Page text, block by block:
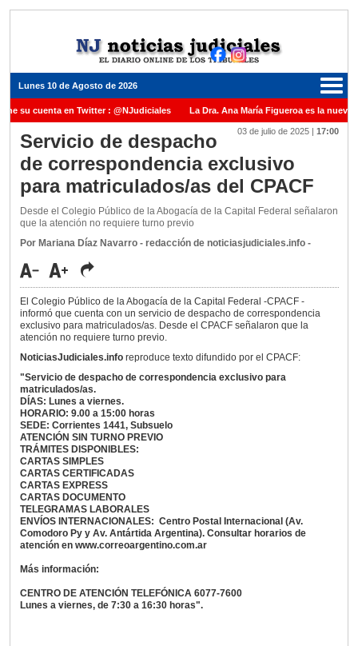
Lunes 10 de Agosto de 2026
su cuenta en Twitter : @NJudiciales La Dra. Ana María Figueroa es la nueva
Justicia de la Nación una medalla al Dr. Raul Zaffaroni en reconocimiento por su
Carles para cubrir vacante en la Corte Suprema de Justicia de la Nación
ante el Juez Daniel Rafecas
03 de julio de 2025 | 17:00
Servicio de despacho
de correspondencia exclusivo
para matriculados/as del CPACF
Desde el Colegio Público de la Abogacía de la Capital Federal señalaron
que la atención no requiere turno previo
Por Mariana Díaz Navarro - redacción de noticiasjudiciales.info -
El Colegio Público de la Abogacía de la Capital Federal -CPACF -
informó que cuenta con un servicio de despacho de correspondencia
exclusivo para matriculados/as. Desde el CPACF señalaron que la
atención no requiere turno previo.
NoticiasJudiciales.info reproduce texto difundido por el CPACF:
"Servicio de despacho de correspondencia exclusivo para
matriculados/as.
DÍAS: Lunes a viernes.
HORARIO: 9.00 a 15:00 horas
SEDE: Corrientes 1441, Subsuelo
ATENCIÓN SIN TURNO PREVIO
TRÁMITES DISPONIBLES:
CARTAS SIMPLES
CARTAS CERTIFICADAS
CARTAS EXPRESS
CARTAS DOCUMENTO
TELEGRAMAS LABORALES
ENVÍOS INTERNACIONALES: Centro Postal Internacional (Av.
Comodoro Py y Av. Antártida Argentina). Consultar horarios de
atención en www.correoargentino.com.ar
Más información:
CENTRO DE ATENCIÓN TELEFÓNICA 6077-7600
Lunes a viernes, de 7:30 a 16:30 horas".